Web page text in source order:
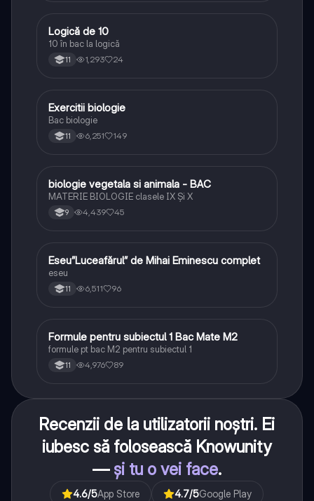
Logică
Logică de 10
10 în bac la logică
11 1,293 24
Biologie
Exercitii biologie
Bac biologie
11 6,251 149
Biologie
biologie vegetala si animala - BAC
MATERIE BIOLOGIE clasele IX Şi X
9 4,439 45
Limba și literatura română
Eseu”Luceafărul” de Mihai Eminescu complet
eseu
11 6,511 96
Matematică
Formule pentru subiectul 1 Bac Mate M2
formule pt bac M2 pentru subiectul 1
11 4,976 89
Recenzii de la utilizatorii noștri. Ei
iubesc să folosească Knowunity
— și tu o vei face.
4.6/5App Store 4.7/5Google Play